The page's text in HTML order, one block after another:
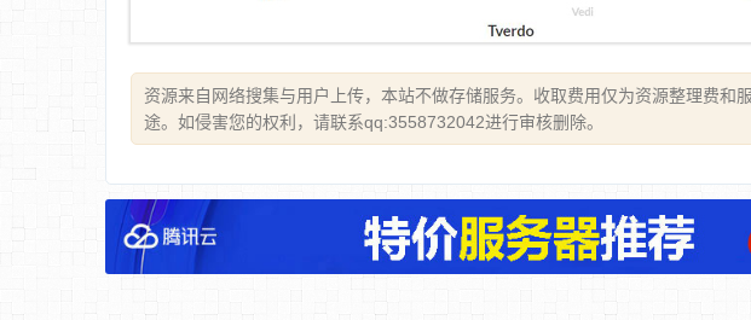
资源来自网络搜集与用户上传，本站不做存储服务。收取费用仅为资源整理费和
途。如侵害您的权利，请联系qq:3558732042进行审核删除。